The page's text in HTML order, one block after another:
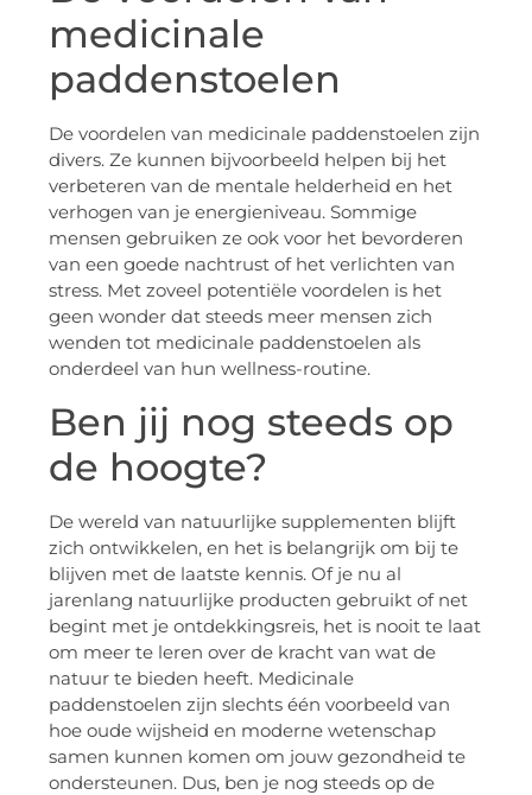
medicinale
paddenstoelen
De voordelen van medicinale paddenstoelen zijn
divers. Ze kunnen bijvoorbeeld helpen bij het
verbeteren van de mentale helderheid en het
verhogen van je energieniveau. Sommige
mensen gebruiken ze ook voor het bevorderen
van een goede nachtrust of het verlichten van
stress. Met zoveel potentiële voordelen is het
geen wonder dat steeds meer mensen zich
wenden tot medicinale paddenstoelen als
onderdeel van hun wellness-routine.
Ben jij nog steeds op
de hoogte?
De wereld van natuurlijke supplementen blijft
zich ontwikkelen, en het is belangrijk om bij te
blijven met de laatste kennis. Of je nu al
jarenlang natuurlijke producten gebruikt of net
begint met je ontdekkingsreis, het is nooit te laat
om meer te leren over de kracht van wat de
natuur te bieden heeft. Medicinale
paddenstoelen zijn slechts één voorbeeld van
hoe oude wijsheid en moderne wetenschap
samen kunnen komen om jouw gezondheid te
ondersteunen. Dus, ben je nog steeds op de